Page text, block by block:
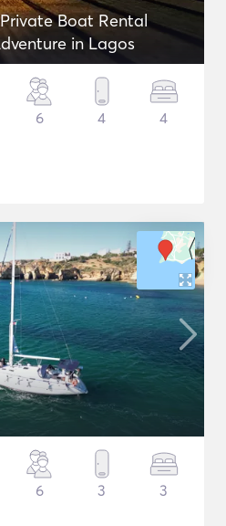
Boat Rental
in Lagos
6 4 4
6 3 3